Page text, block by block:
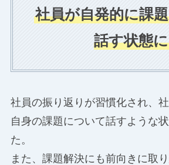
社員が自発的に課
話す状態に
社員の振り返りが習慣化され、
自身の課題について話すような
た。
また、課題解決にも前向きに取